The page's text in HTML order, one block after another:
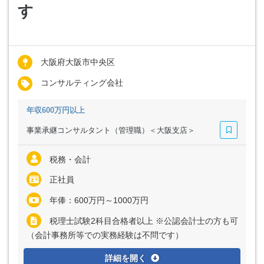
す
大阪府大阪市中央区
コンサルティング会社
年収600万円以上
事業承継コンサルタント（管理職）＜大阪支店＞
税務・会計
正社員
年俸：600万円～1000万円
税理士試験2科目合格者以上 ※公認会計士の方も可
（会計事務所等での実務経験は不問です）
詳細を開く